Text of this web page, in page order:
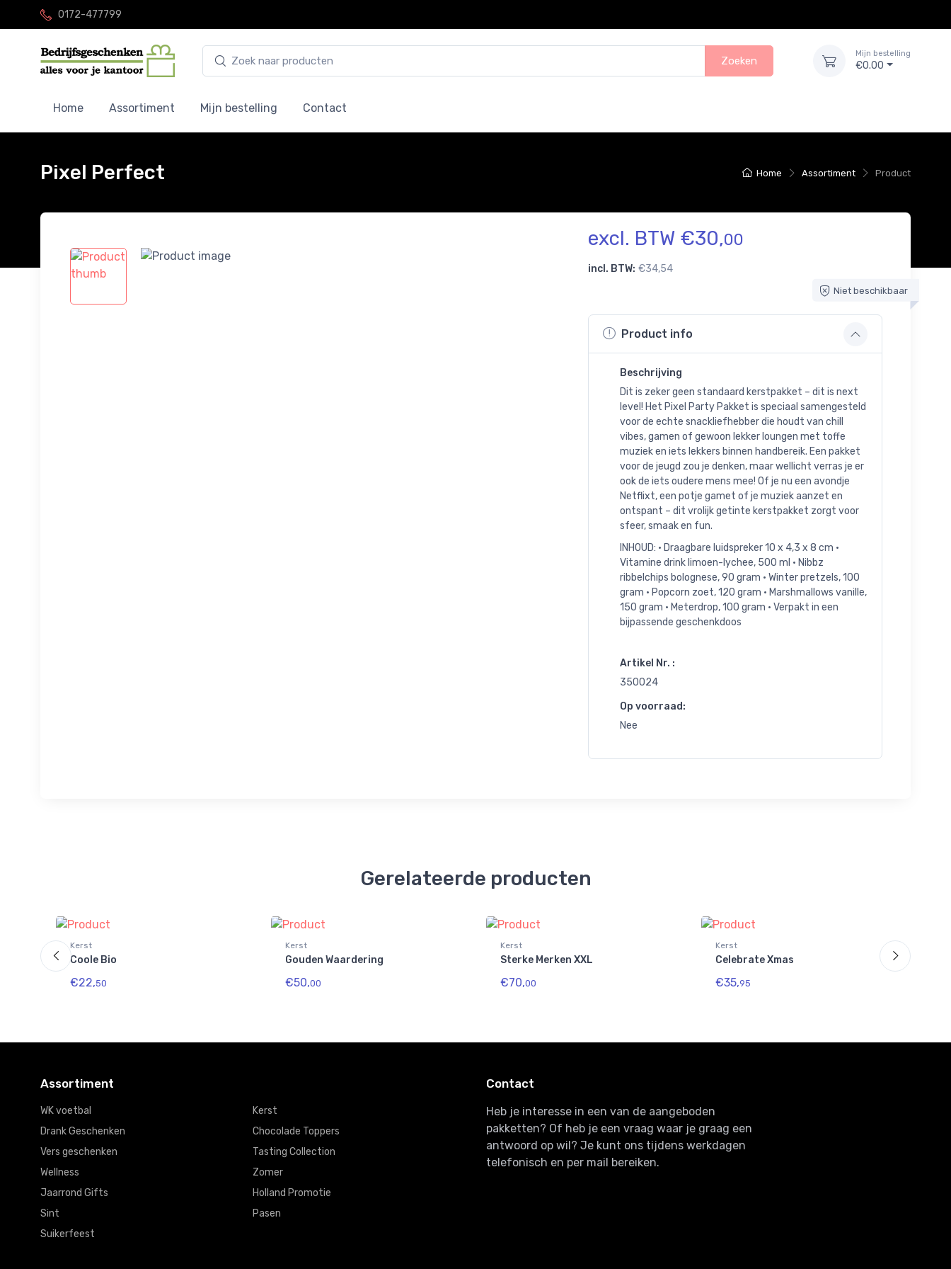
0172-477799
Zoeken
Mijn bestelling
€0.00
Home Assortiment Mijn bestelling Contact
Home Assortiment Product
Pixel Perfect
excl. BTW €30,00
incl. BTW: €34,54
Niet beschikbaar
Product info
Beschrijving
Dit is zeker geen standaard kerstpakket – dit is next
level! Het Pixel Party Pakket is speciaal samengesteld
voor de echte snackliefhebber die houdt van chill
vibes, gamen of gewoon lekker loungen met toffe
muziek en iets lekkers binnen handbereik. Een pakket
voor de jeugd zou je denken, maar wellicht verras je er
ook de iets oudere mens mee! Of je nu een avondje
Netflixt, een potje gamet of je muziek aanzet en
ontspant – dit vrolijk getinte kerstpakket zorgt voor
sfeer, smaak en fun.
INHOUD: • Draagbare luidspreker 10 x 4,3 x 8 cm •
Vitamine drink limoen-lychee, 500 ml • Nibbz
ribbelchips bolognese, 90 gram • Winter pretzels, 100
gram • Popcorn zoet, 120 gram • Marshmallows vanille,
150 gram • Meterdrop, 100 gram • Verpakt in een
bijpassende geschenkdoos
Artikel Nr. :
350024
Op voorraad:
Nee
Gerelateerde producten
Kerst
Coole Bio
€22,50
Kerst
Gouden Waardering
€50,00
Kerst
Sterke Merken XXL
€70,00
Kerst
Celebrate Xmas
€35,95
Assortiment
WK voetbal
Kerst
Drank Geschenken
Chocolade Toppers
Vers geschenken
Tasting Collection
Wellness
Zomer
Jaarrond Gifts
Holland Promotie
Sint
Pasen
Suikerfeest
Contact
Heb je interesse in een van de aangeboden
pakketten? Of heb je een vraag waar je graag een
antwoord op wil? Je kunt ons tijdens werkdagen
telefonisch en per mail bereiken.